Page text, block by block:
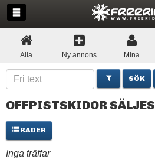
Alla Ny annons Mina
OFFPISTSKIDOR SÄLJES
RADER
Inga träffar